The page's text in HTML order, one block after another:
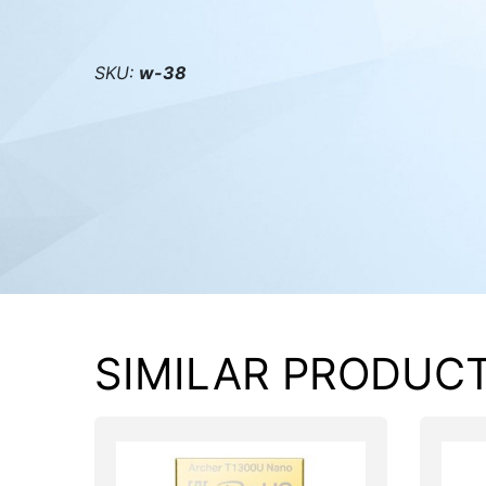
SKU: w-38
SIMILAR